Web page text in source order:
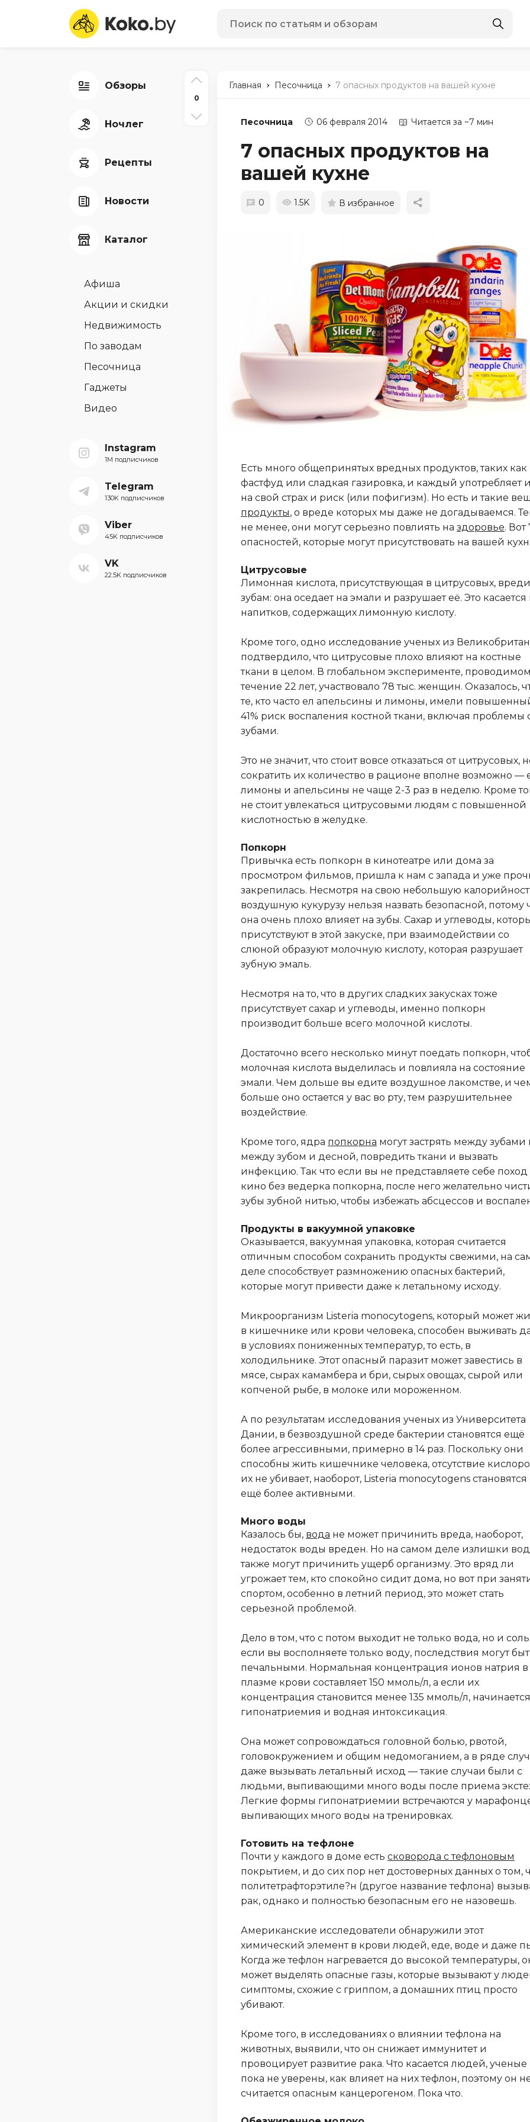
Обзоры
Ночлег
Рецепты
Новости
Каталог
Афиша
Акции и скидки
Недвижимость
По заводам
Песочница
Гаджеты
Видео
Instagram
1M подписчиков
Telegram
130K подписчиков
Viber
45K подписчиков
VK
22.5K подписчиков
0
Главная - Песочница - 7 опасных продуктов на вашей кухне
Песочница 06 февраля 2014 Читается за ~7 мин
7 опасных продуктов на
вашей кухне
0 1.5K В избранное
Есть много общепринятых вредных продуктов, таких как
фастфуд или сладкая газировка, и каждый употребляет
на свой страх и риск (или пофигизм). Но есть и такие
продукты, о вреде которых мы даже не догадываемся.
не менее, они могут серьезно повлиять на здоровье. Вот
опасностей, которые могут присутствовать на вашей
Цитрусовые
Лимонная кислота, присутствующая в цитрусовых,
зубам: она оседает на эмали и разрушает её. Это касается
напитков, содержащих лимонную кислоту.
Кроме того, одно исследование ученых из
подтвердило, что цитрусовые плохо влияют на костные
ткани в целом. В глобальном эксперименте,
течение 22 лет, участвовало 78 тыс. женщин. Оказалось,
те, кто часто ел апельсины и лимоны, имели
41% риск воспаления костной ткани, включая проблемы
зубами.
Это не значит, что стоит вовсе отказаться от цитрусовых,
сократить их количество в рационе вполне возможно —
лимоны и апельсины не чаще 2-3 раз в неделю. Кроме
не стоит увлекаться цитрусовыми людям с повышенной
кислотностью в желудке.
Попкорн
Привычка есть попкорн в кинотеатре или дома за
просмотром фильмов, пришла к нам с запада и уже
закрепилась. Несмотря на свою небольшую
воздушную кукурузу нельзя назвать безопасной, потому
она очень плохо влияет на зубы. Сахар и углеводы,
присутствуют в этой закуске, при взаимодействии со
слюной образуют молочную кислоту, которая разрушает
зубную эмаль.
Несмотря на то, что в других сладких закусках тоже
присутствует сахар и углеводы, именно попкорн
производит больше всего молочной кислоты.
Достаточно всего несколько минут поедать попкорн,
молочная кислота выделилась и повлияла на состояние
эмали. Чем дольше вы едите воздушное лакомстве, и
больше оно остается у вас во рту, тем разрушительнее
воздействие.
Кроме того, ядра попкорна могут застрять между зубами
между зубом и десной, повредить ткани и вызвать
инфекцию. Так что если вы не представляете себе поход
кино без ведерка попкорна, после него желательно
зубы зубной нитью, чтобы избежать абсцессов и
Продукты в вакуумной упаковке
Оказывается, вакуумная упаковка, которая считается
отличным способом сохранить продукты свежими, на
деле способствует размножению опасных бактерий,
которые могут привести даже к летальному исходу.
Микроорганизм Listeria monocytogens, который может
в кишечнике или крови человека, способен выживать
в условиях пониженных температур, то есть, в
холодильнике. Этот опасный паразит может завестись в
мясе, сырах камамбера и бри, сырых овощах, сырой или
копченой рыбе, в молоке или мороженном.
А по результатам исследования ученых из Университета
Дании, в безвоздушной среде бактерии становятся ещё
более агрессивными, примерно в 14 раз. Поскольку они
способны жить кишечнике человека, отсутствие
их не убивает, наоборот, Listeria monocytogens становятся
ещё более активными.
Много воды
Казалось бы, вода не может причинить вреда, наоборот,
недостаток воды вреден. Но на самом деле излишки
также могут причинить ущерб организму. Это вряд ли
угрожает тем, кто спокойно сидит дома, но вот при
спортом, особенно в летний период, это может стать
серьезной проблемой.
Дело в том, что с потом выходит не только вода, но и
если вы восполняете только воду, последствия могут
печальными. Нормальная концентрация ионов натрия в
плазме крови составляет 150 ммоль/л, а если их
концентрация становится менее 135 ммоль/л, начинается
гипонатриемия и водная интоксикация.
Она может сопровождаться головной болью, рвотой,
головокружением и общим недомоганием, а в ряде
даже вызывать летальный исход — такие случаи были с
людьми, выпивающими много воды после приема
Легкие формы гипонатриемии встречаются у
выпивающих много воды на тренировках.
Готовить на тефлоне
Почти у каждого в доме есть сковорода с тефлоновым
покрытием, и до сих пор нет достоверных данных о том,
политетрафторэтиле?н (другое название тефлона)
рак, однако и полностью безопасным его не назовешь.
Американские исследователи обнаружили этот
химический элемент в крови людей, еде, воде и даже
Когда же тефлон нагревается до высокой температуры,
может выделять опасные газы, которые вызывают у
симптомы, схожие с гриппом, а домашних птиц просто
убивают.
Кроме того, в исследованиях о влиянии тефлона на
животных, выявили, что он снижает иммунитет и
провоцирует развитие рака. Что касается людей, ученые
пока не уверены, как влияет на них тефлон, поэтому он
считается опасным канцерогеном. Пока что.